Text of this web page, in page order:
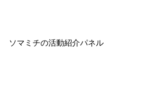
ソマミチの活動紹介パネル